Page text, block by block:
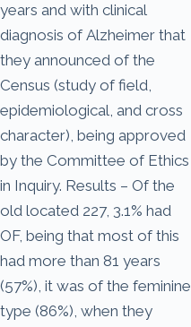
years and with clinical
diagnosis of Alzheimer that
they announced of the
Census (study of field,
epidemiological, and cross
character), being approved
by the Committee of Ethics
in Inquiry. Results – Of the
old located 227, 3.1% had
OF, being that most of this
had more than 81 years
(57%), it was of the feminine
type (86%), when they